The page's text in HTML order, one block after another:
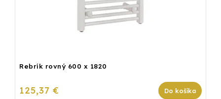
Rebrík rovný 600 x 1820
125,37 € Do košíka